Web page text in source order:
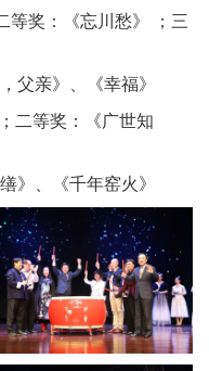
等奖：《忘川愁》 ；三
父亲》、《幸福》
二等奖：《广世知
》、《千年窑火》